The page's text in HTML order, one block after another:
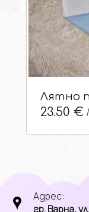
Лятно
23.50 € /
Адрес:
гр. Варна,